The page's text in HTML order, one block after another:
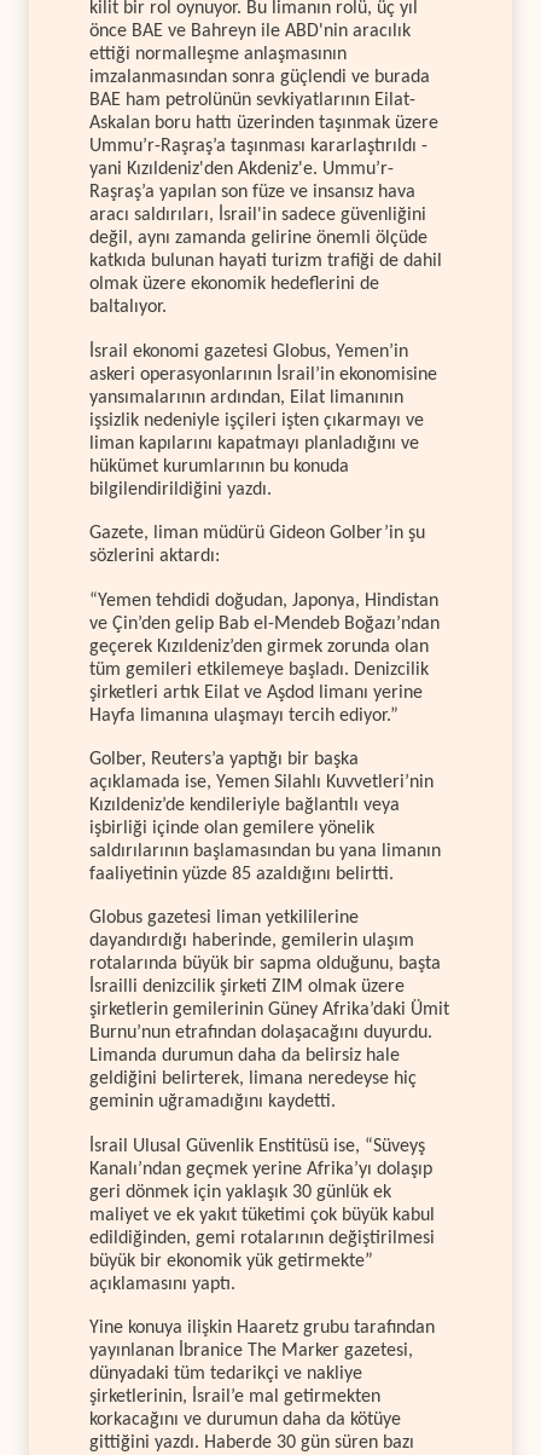
kilit bir rol oynuyor. Bu limanın rolü, üç yıl
önce BAE ve Bahreyn ile ABD'nin aracılık
ettiği normalleşme anlaşmasının
imzalanmasından sonra güçlendi ve burada
BAE ham petrolünün sevkiyatlarının Eilat-
Askalan boru hattı üzerinden taşınmak üzere
Ummu’r-Raşraş’a taşınması kararlaştırıldı -
yani Kızıldeniz'den Akdeniz'e. Ummu’r-
Raşraş’a yapılan son füze ve insansız hava
aracı saldırıları, İsrail'in sadece güvenliğini
değil, aynı zamanda gelirine önemli ölçüde
katkıda bulunan hayati turizm trafiği de dahil
olmak üzere ekonomik hedeflerini de
baltalıyor.
İsrail ekonomi gazetesi Globus, Yemen’in
askeri operasyonlarının İsrail’in ekonomisine
yansımalarının ardından, Eilat limanının
işsizlik nedeniyle işçileri işten çıkarmayı ve
liman kapılarını kapatmayı planladığını ve
hükümet kurumlarının bu konuda
bilgilendirildiğini yazdı.
Gazete, liman müdürü Gideon Golber’in şu
sözlerini aktardı:
“Yemen tehdidi doğudan, Japonya, Hindistan
ve Çin’den gelip Bab el-Mendeb Boğazı’ndan
geçerek Kızıldeniz’den girmek zorunda olan
tüm gemileri etkilemeye başladı. Denizcilik
şirketleri artık Eilat ve Aşdod limanı yerine
Hayfa limanına ulaşmayı tercih ediyor.”
Golber, Reuters’a yaptığı bir başka
açıklamada ise, Yemen Silahlı Kuvvetleri’nin
Kızıldeniz’de kendileriyle bağlantılı veya
işbirliği içinde olan gemilere yönelik
saldırılarının başlamasından bu yana limanın
faaliyetinin yüzde 85 azaldığını belirtti.
Globus gazetesi liman yetkililerine
dayandırdığı haberinde, gemilerin ulaşım
rotalarında büyük bir sapma olduğunu, başta
İsrailli denizcilik şirketi ZIM olmak üzere
şirketlerin gemilerinin Güney Afrika’daki Ümit
Burnu’nun etrafından dolaşacağını duyurdu.
Limanda durumun daha da belirsiz hale
geldiğini belirterek, limana neredeyse hiç
geminin uğramadığını kaydetti.
İsrail Ulusal Güvenlik Enstitüsü ise, “Süveyş
Kanalı’ndan geçmek yerine Afrika’yı dolaşıp
geri dönmek için yaklaşık 30 günlük ek
maliyet ve ek yakıt tüketimi çok büyük kabul
edildiğinden, gemi rotalarının değiştirilmesi
büyük bir ekonomik yük getirmekte”
açıklamasını yaptı.
Yine konuya ilişkin Haaretz grubu tarafından
yayınlanan İbranice The Marker gazetesi,
dünyadaki tüm tedarikçi ve nakliye
şirketlerinin, İsrail’e mal getirmekten
korkacağını ve durumun daha da kötüye
gittiğini yazdı. Haberde 30 gün süren bazı